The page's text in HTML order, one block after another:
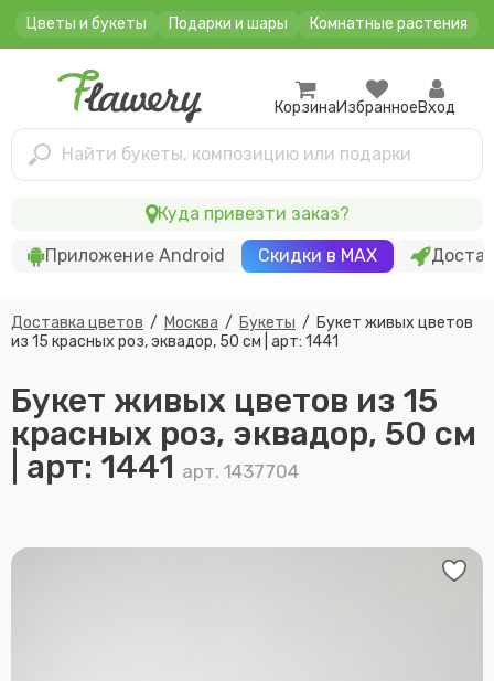
Цветы и букеты Подарки и шары Комнатные растения
Найти букеты, композицию или подарки
КорзинаИзбранноеВход
Приложение Android Скидки в MAX
Куда привезти заказ?
Доставка цветов / Москва / Букеты / Букет живых цветов
из 15 красных роз, эквадор, 50 см | арт: 1441
Букет живых цветов из 15
красных роз, эквадор, 50 см
| арт: 1441 арт. 1437704